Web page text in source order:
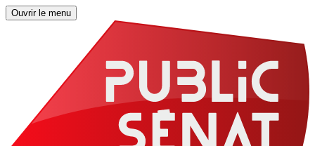
Ouvrir le menu